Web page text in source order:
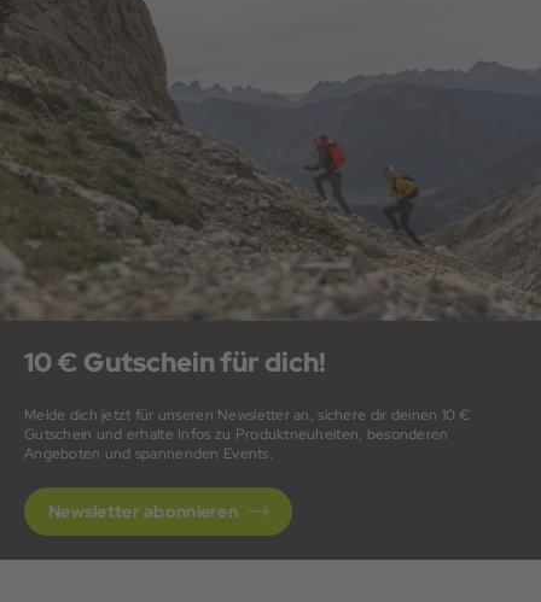
10 € Gutschein für dich!
Melde dich jetzt für unseren Newsletter an, sichere dir deinen 10 €
Gutschein und erhalte Infos zu Produktneuheiten, besonderen
Angeboten und spannenden Events.
Newsletter abonnieren